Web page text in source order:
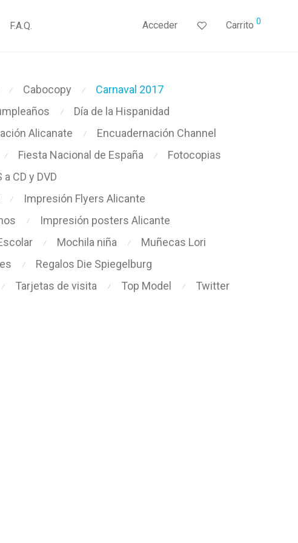
F.A.Q. Acceder Carrito 0
⁄ Cabocopy ⁄ Carnaval 2017
⁄ Día de la Hispanidad
Alicanate ⁄ Encuadernación Channel
⁄ Fiesta Nacional de España ⁄ Fotocopias
CD y DVD
⁄ Impresión Flyers Alicante
⁄ Impresión posters Alicante
⁄ Mochila niña ⁄ Muñecas Lori
⁄ Regalos Die Spiegelburg
⁄ Tarjetas de visita ⁄ Top Model ⁄ Twitter